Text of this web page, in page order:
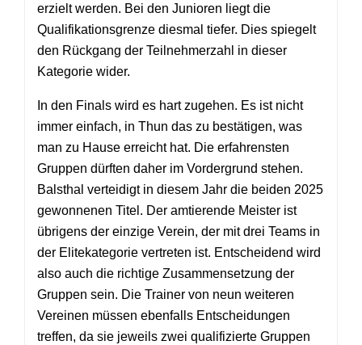
erzielt werden. Bei den Junioren liegt die
Qualifikationsgrenze diesmal tiefer. Dies spiegelt
den Rückgang der Teilnehmerzahl in dieser
Kategorie wider.
In den Finals wird es hart zugehen. Es ist nicht
immer einfach, in Thun das zu bestätigen, was
man zu Hause erreicht hat. Die erfahrensten
Gruppen dürften daher im Vordergrund stehen.
Balsthal verteidigt in diesem Jahr die beiden 2025
gewonnenen Titel. Der amtierende Meister ist
übrigens der einzige Verein, der mit drei Teams in
der Elitekategorie vertreten ist. Entscheidend wird
also auch die richtige Zusammensetzung der
Gruppen sein. Die Trainer von neun weiteren
Vereinen müssen ebenfalls Entscheidungen
treffen, da sie jeweils zwei qualifizierte Gruppen